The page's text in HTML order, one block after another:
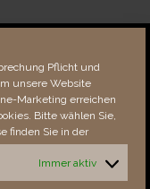
Pflicht und
unsere Website
Marketing erreichen
Bitte wählen Sie,
finden Sie in der
Immer aktiv